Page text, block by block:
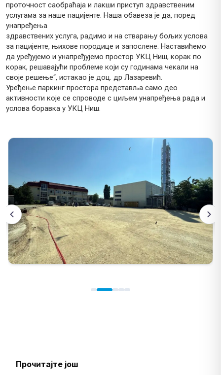
проточност саобраћаја и лакши приступ здравственим
услугама за наше пацијенте. Наша обавеза је да, поред
унапређења
здравствених услуга, радимо и на стварању бољих услова
за пацијенте, њихове породице и запослене. Наставићемо
да уређујемо и унапређујемо простор УКЦ Ниш, корак по
корак, решавајући проблеме који су годинама чекали на
своје решење“, истакао је доц. др Лазаревић.
Уређење паркинг простора представља само део
активности које се спроводе с циљем унапређења рада и
услова боравка у УКЦ Ниш.
Прочитајте још